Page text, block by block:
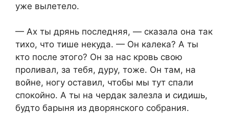
уже вылетело.
— Ах ты дрянь последняя, — сказала она так
тихо, что тише некуда. — Он калека? А ты
кто после этого? Он за нас кровь свою
проливал, за тебя, дуру, тоже. Он там, на
войне, ногу оставил, чтобы мы тут спали
спокойно. А ты на чердак залезла и сидишь,
будто барыня из дворянского собрания.